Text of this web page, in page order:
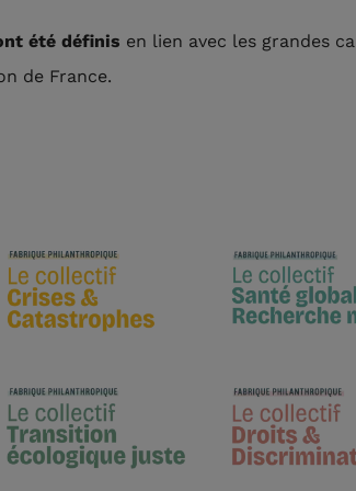
été définis en lien avec les grandes
de France.